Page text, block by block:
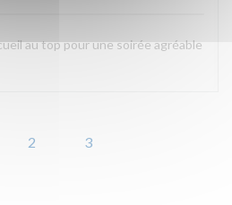
au top pour une soirée agréable
2 3